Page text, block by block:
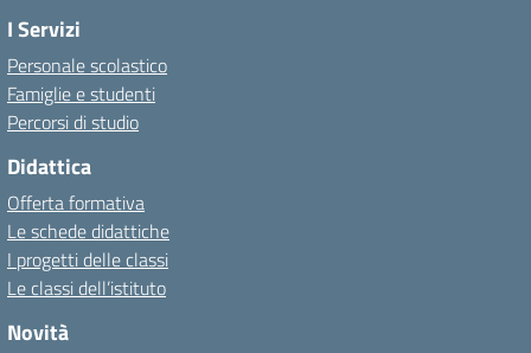
I Servizi
Personale scolastico
Famiglie e studenti
Percorsi di studio
Didattica
Offerta formativa
Le schede didattiche
I progetti delle classi
Le classi dell’istituto
Novità